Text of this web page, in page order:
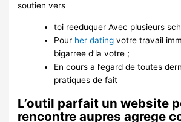
soutien vers
toi reeduquer Avec plusieurs
Pour her dating votre travail
bigarree d’la votre ;
En cours a l’egard de toutes
pratiques de fait
L’outil parfait un website
rencontre aupres agrege